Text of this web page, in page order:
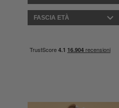
FASCIA ETÀ